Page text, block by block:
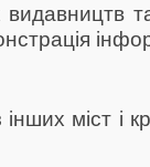
видавництв
інших міст і